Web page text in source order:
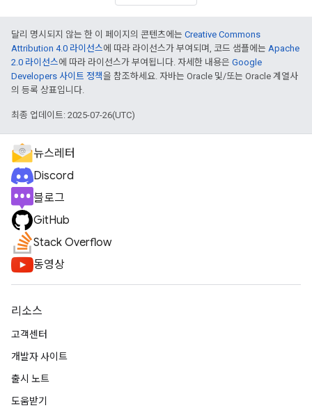
달리 명시되지 않는 한 이 페이지의 콘텐츠에는 Creative Commons
Attribution 4.0 라이선스에 따라 라이선스가 부여되며, 코드 샘플에는 Apache
2.0 라이선스에 따라 라이선스가 부여됩니다. 자세한 내용은 Google
Developers 사이트 정책을 참조하세요. 자바는 Oracle 및/또는 Oracle 계열사
의 등록 상표입니다.
최종 업데이트: 2025-07-26(UTC)
뉴스레터
Discord
블로그
GitHub
Stack Overflow
동영상
리소스
고객센터
개발자 사이트
출시 노트
도움받기